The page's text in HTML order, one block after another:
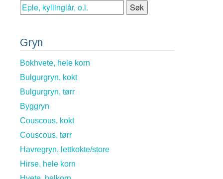
Gryn
Bokhvete, hele korn
Bulgurgryn, kokt
Bulgurgryn, tørr
Byggryn
Couscous, kokt
Couscous, tørr
Havregryn, lettkokte/store
Hirse, hele korn